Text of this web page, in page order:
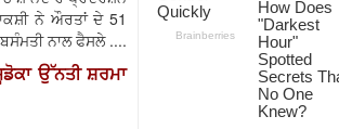
ਨੇ ਔਰਤਾਂ ਦੇ 51
ਨਾਲ ਫੈਸਲੇ ....
ਉੱਨਤੀ ਸ਼ਰਮਾ